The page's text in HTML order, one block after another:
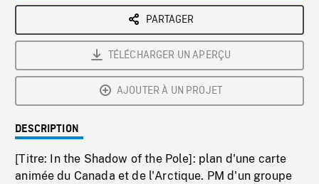
PARTAGER
TÉLÉCHARGER UN APERÇU
AJOUTER À UN PROJET
DESCRIPTION
[Titre: In the Shadow of the Pole]: plan d'une carte
animée du Canada et de l'Arctique. PM d'un groupe